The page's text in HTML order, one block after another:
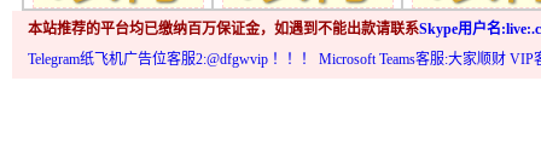
本站推荐的平台均已缴纳百万保证金，如遇到不能出款请联系Skype用户名
Telegram纸飞机广告位客服2:@dfgwvip ！！！ Microsoft Teams客服:大家顺财 VIP